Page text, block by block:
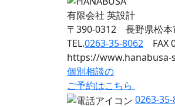
有限会社 英設計
〒390-0312 長野県松本
TEL.0263-35-8062 FAX
https://www.hanabusa-
個別相談の
ご予約はこちら
0263-